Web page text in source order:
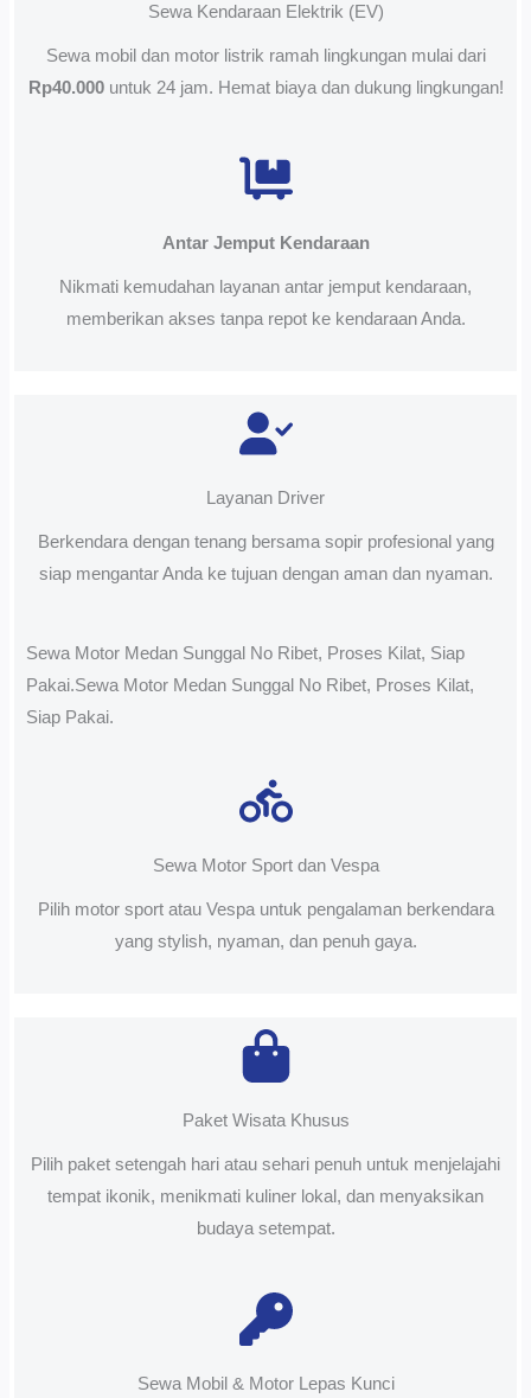
Sewa Kendaraan Elektrik (EV)
Sewa mobil dan motor listrik ramah lingkungan mulai dari
Rp40.000untuk 24 jam. Hemat biaya dan dukung lingkungan!
Antar Jemput Kendaraan
Nikmati kemudahan layanan antar jemput kendaraan,
memberikan akses tanpa repot ke kendaraan Anda.
Layanan Driver
Berkendara dengan tenang bersama sopir profesional yang
siap mengantar Anda ke tujuan dengan aman dan nyaman.
Sewa Motor Medan Sunggal No Ribet, Proses Kilat, Siap
Pakai.Sewa Motor Medan Sunggal No Ribet, Proses Kilat,
Siap Pakai.
Sewa Motor Sport dan Vespa
Pilih motor sport atau Vespa untuk pengalaman berkendara
yang stylish, nyaman, dan penuh gaya.
Paket Wisata Khusus
Pilih paket setengah hari atau sehari penuh untuk menjelajahi
tempat ikonik, menikmati kuliner lokal, dan menyaksikan
budaya setempat.
Sewa Mobil & Motor Lepas Kunci